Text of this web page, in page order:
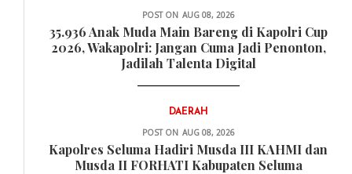
POST ON AUG 08, 2026
35.936 Anak Muda Main Bareng di Kapolri Cup
2026, Wakapolri: Jangan Cuma Jadi Penonton,
Jadilah Talenta Digital
DAERAH
POST ON AUG 08, 2026
Kapolres Seluma Hadiri Musda III KAHMI dan
Musda II FORHATI Kabupaten Seluma